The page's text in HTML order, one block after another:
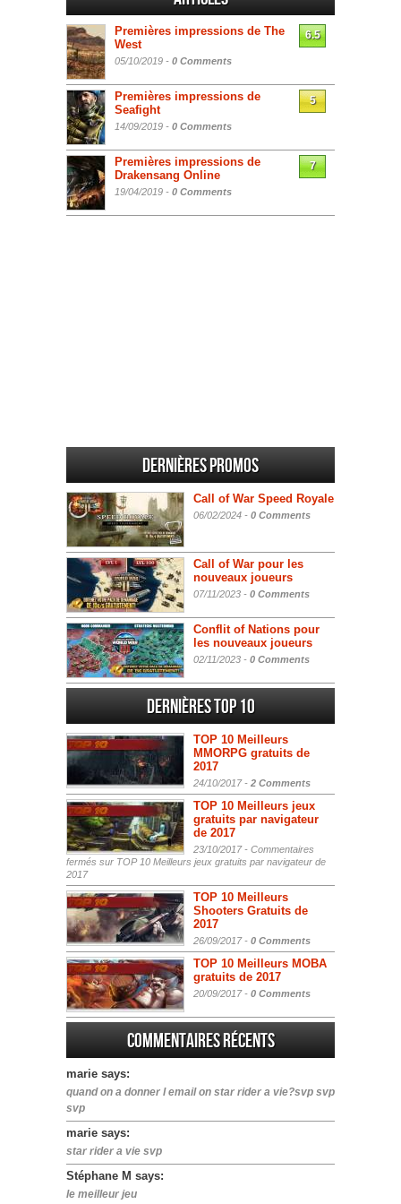
Premières impressions de The
West
05/10/2019 - 0 Comments
6.5
Premières impressions de
Seafight
14/09/2019 - 0 Comments
5
Premières impressions de
Drakensang Online
19/04/2019 - 0 Comments
7
Dernières promos
Call of War Speed Royale
06/02/2024 - 0 Comments
Call of War pour les
nouveaux joueurs
07/11/2023 - 0 Comments
Conflit of Nations pour
les nouveaux joueurs
02/11/2023 - 0 Comments
Dernières Top 10
TOP 10 Meilleurs
MMORPG gratuits de
2017
24/10/2017 - 2 Comments
TOP 10 Meilleurs jeux
gratuits par navigateur
de 2017
23/10/2017 - Commentaires
fermés sur TOP 10 Meilleurs jeux gratuits par navigateur de
2017
TOP 10 Meilleurs
Shooters Gratuits de
2017
26/09/2017 - 0 Comments
TOP 10 Meilleurs MOBA
gratuits de 2017
20/09/2017 - 0 Comments
Commentaires récents
marie says:
quand on a donner l email on star rider a vie?svp svp
svp
marie says:
star rider a vie svp
Stéphane M says:
le meilleur jeu